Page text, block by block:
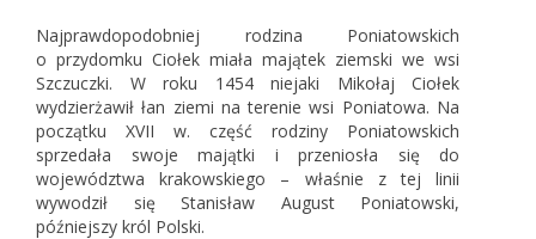
Najprawdopodobniej rodzina Poniatowskich
o przydomku Ciołek miała majątek ziemski we wsi
Szczuczki. W roku 1454 niejaki Mikołaj Ciołek
wydzierżawił łan ziemi na terenie wsi Poniatowa. Na
początku XVII w. część rodziny Poniatowskich
sprzedała swoje majątki i przeniosła się do
województwa krakowskiego – właśnie z tej linii
wywodził się Stanisław August Poniatowski,
późniejszy król Polski.